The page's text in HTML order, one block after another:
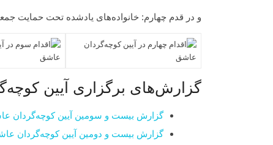
و در قدم چهارم: خانواده‌های یادشده تحت حمایت
گزارش‌های برگزاری آیین
گزارش بیست و سومین آیین کوچه‌گردان عاشق
گزارش بیست و دومین آیین کوچه‌گردان عاشق